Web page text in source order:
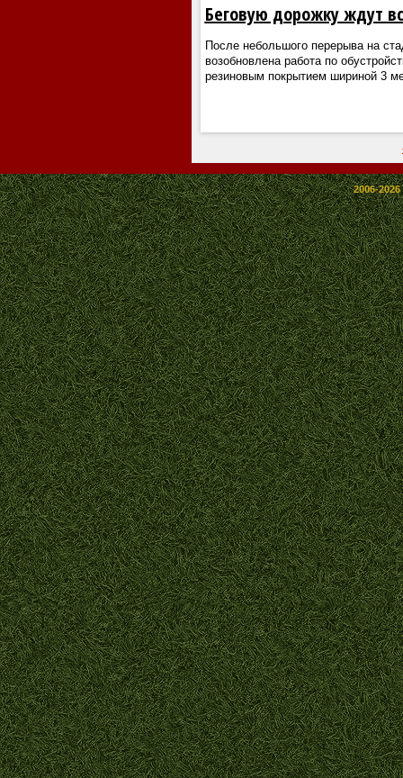
Беговую дорожку ждут
После небольшого перерыва на
возобновлена работа по
резиновым покрытием шириной 3
2006-